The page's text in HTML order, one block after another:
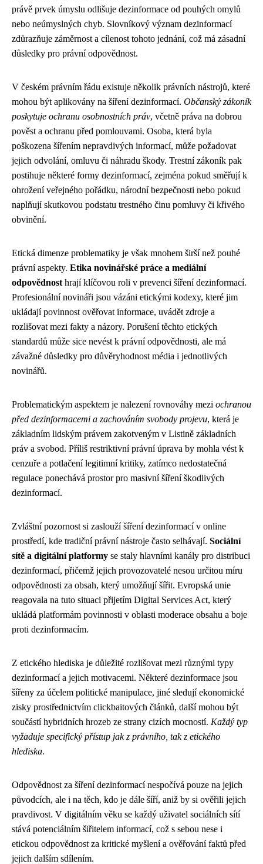
právě prvek úmyslu odlišuje dezinformace od pouhých omylů
nebo neúmyslných chyb. Slovníkový význam dezinformací
zdůrazňuje záměrnost a cílenost tohoto jednání, což má zásadní
důsledky pro právní odpovědnost.
V českém právním řádu existuje několik právních nástrojů, které
mohou být aplikovány na šíření dezinformací. Občanský zákoník
poskytuje ochranu osobnostních práv, včetně práva na dobrou
pověst a ochranu před pomlouvami. Osoba, která byla
poškozena šířením nepravdivých informací, může požadovat
jejich odvolání, omluvu či náhradu škody. Trestní zákoník pak
postihuje některé formy dezinformací, zejména pokud směřují k
ohrožení veřejného pořádku, národní bezpečnosti nebo pokud
naplňují skutkovou podstatu trestného činu pomluvy či křivého
obvinění.
Etická dimenze problematiky je však mnohem širší než pouhé
právní aspekty. Etika novinářské práce a mediální
odpovědnost hrají klíčovou roli v prevenci šíření dezinformací.
Profesionální novináři jsou vázáni etickými kodexy, které jim
ukládají povinnost ověřovat informace, uvádět zdroje a
rozlišovat mezi fakty a názory. Porušení těchto etických
standardů může sice nevést k právní odpovědnosti, ale má
závažné důsledky pro důvěryhodnost média i jednotlivých
novinářů.
Problematickým aspektem je nalezení rovnováhy mezi ochranou
před dezinformacemi a zachováním svobody projevu, která je
základním lidským právem zakotveným v Listině základních
práv a svobod. Příliš restriktivní právní úprava by mohla vést k
cenzuře a potlačení legitimní kritiky, zatímco nedostatečná
regulace ponechává prostor pro masivní šíření škodlivých
dezinformací.
Zvláštní pozornost si zaslouží šíření dezinformací v online
prostředí, kde tradiční právní nástroje často selhávají. Sociální
sítě a digitální platformy se staly hlavními kanály pro distribuci
dezinformací, přičemž jejich provozovatelé nesou určitou míru
odpovědnosti za obsah, který umožňují šířit. Evropská unie
reagovala na tuto situaci přijetím Digital Services Act, který
ukládá platformám povinnosti v oblasti moderace obsahu a boje
proti dezinformacím.
Z etického hlediska je důležité rozlišovat mezi různými typy
dezinformací a jejich motivacemi. Některé dezinformace jsou
šířeny za účelem politické manipulace, jiné sledují ekonomické
zisky prostřednictvím clickbaitových článků, další mohou být
součástí hybridních hrozeb ze strany cizích mocností. Každý typ
vyžaduje specifický přístup jak z právního, tak z etického
hlediska.
Odpovědnost za šíření dezinformací nespočívá pouze na jejich
původcích, ale i na těch, kdo je dále šíří, aniž by si ověřili jejich
pravdivost. V digitálním věku se každý uživatel sociálních sítí
stává potenciálním šiřitelem informací, což s sebou nese i
etickou odpovědnost za kritické myšlení a ověřování faktů před
jejich dalším sdílením.